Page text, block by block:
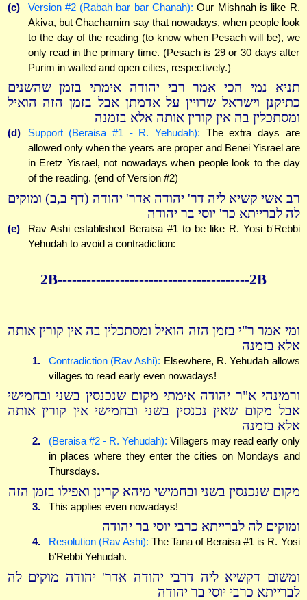
(c) Version #2 (Rabah bar bar Chanah): Our Mishnah is like R.
Akiva, but Chachamim say that nowadays, when people look
to the day of the reading (to know when Pesach will be), we
only read in the primary time. (Pesach is 29 or 30 days after
Purim in walled and open cities, respectively.)
תניא נמי הכי אמר רבי יהודה אימתי בזמן שהשנים
כתיקנן וישראל שרויין על אדמתן אבל בזמן הזה הואיל
ומסתכלין בה אין קורין אותה אלא בזמנה
(d) Support (Beraisa #1 - R. Yehudah): The extra days are
allowed only when the years are proper and Benei Yisrael are
in Eretz Yisrael, not nowadays when people look to the day
of the reading. (end of Version #2)
רב אשי קשיא ליה דר' יהודה אדר' יהודה (דף ב,ב) ומוקים
לה לברייתא כר' יוסי בר יהודה
(e)
Rav Ashi established Beraisa #1 to be like R. Yosi b'Rebbi
Yehudah to avoid a contradiction:
2B----------------------------------------2B
ומי אמר ר"י בזמן הזה הואיל ומסתכלין בה אין קורין אותה
אלא בזמנה
1. Contradiction (Rav Ashi): Elsewhere, R. Yehudah allows
villages to read early even nowadays!
ורמינהי א"ר יהודה אימתי מקום שנכנסין בשני ובחמישי
אבל מקום שאין נכנסין בשני ובחמישי אין קורין אותה
אלא בזמנה
2. (Beraisa #2 - R. Yehudah): Villagers may read early only
in places where they enter the cities on Mondays and
Thursdays.
מקום שנכנסין בשני ובחמישי מיהא קרינן ואפילו בזמן הזה
3. This applies even nowadays!
ומוקים לה לברייתא כרבי יוסי בר יהודה
4. Resolution (Rav Ashi): The Tana of Beraisa #1 is R. Yosi
b'Rebbi Yehudah.
ומשום דקשיא ליה דרבי יהודה אדר' יהודה מוקים לה
לברייתא כרבי יוסי בר יהודה